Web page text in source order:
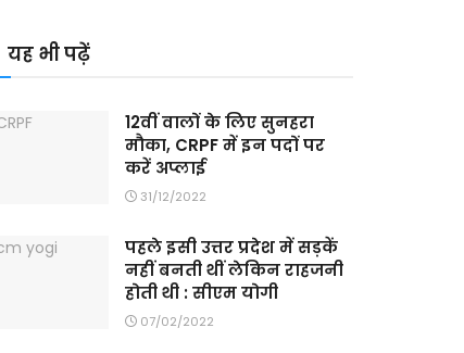
यह भी पढ़ें
12वीं वालों के लिए सुनहरा
मौका, CRPF में इन पदों पर
करें अप्लाई
31/12/2022
पहले इसी उत्तर प्रदेश में सड़कें
नहीं बनती थीं लेकिन राहजनी
होती थी : सीएम योगी
07/02/2022